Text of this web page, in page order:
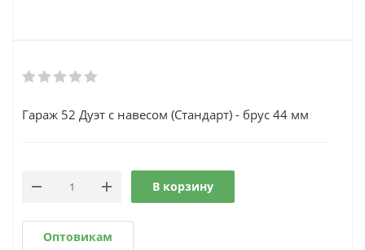
Гараж 52 Дуэт с навесом (Стандарт) - брус 44 мм
В корзину
Оптовикам